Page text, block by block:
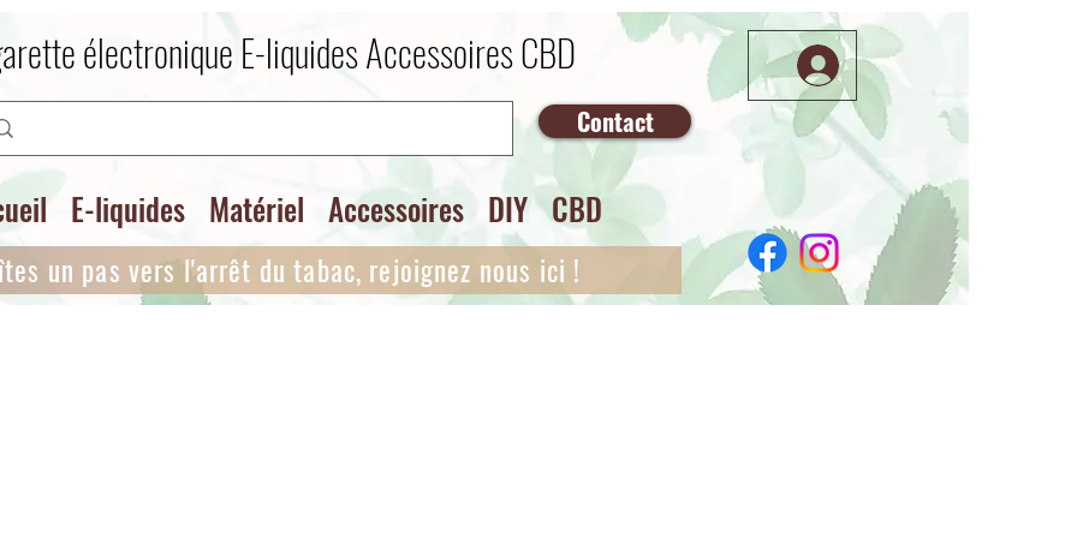
E-liquides Matériel Accessoires DIY CBD
Contact
électronique E-liquides Accessoires CBD
un pas vers l'arrêt du tabac, rejoignez nous ici !